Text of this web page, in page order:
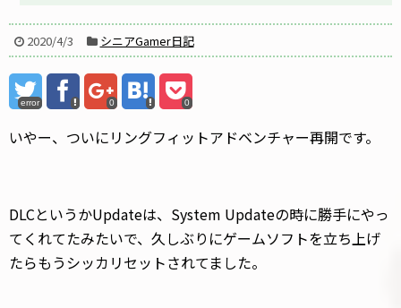
2020/4/3 シニアGamer日記
error 0 0
いやー、ついにリングフィットアドベンチャー再開です。
DLCというかUpdateは、System Updateの時に勝手にやっ
てくれてたみたいで、久しぶりにゲームソフトを立ち上げ
たらもうシッカリセットされてました。